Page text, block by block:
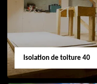
toiture 40
Isolation de toiture 40